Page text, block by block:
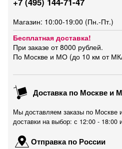
Магазин: 10:00-19:00 (Пн.-Пт.)
Бесплатная доставка!
При заказе от 8000 рублей.
По Москве и МО (до 10 км от
Доставка по Москве и
Мы доставляем заказы по Москве
доставки на выбор: с 12:00 - 18:00
Отправка по России